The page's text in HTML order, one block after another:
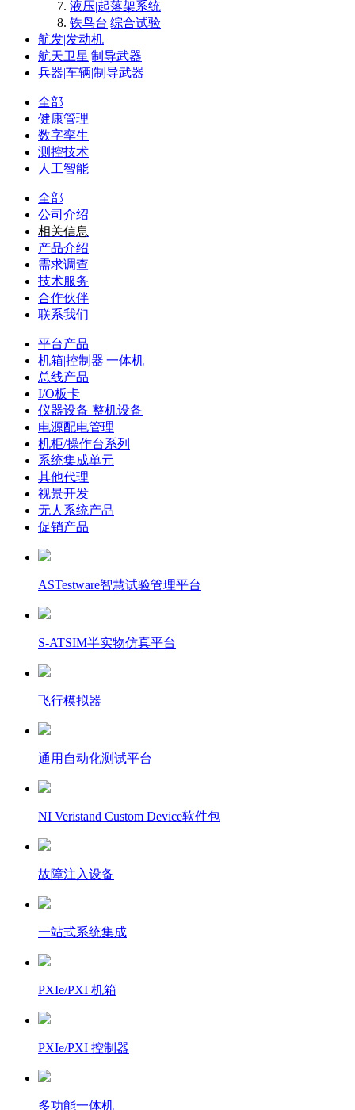
液压|起落架系统
铁鸟台|综合试验
航发|发动机
航天卫星|制导武器
兵器|车辆|制导武器
全部
健康管理
数字孪生
测控技术
人工智能
全部
公司介绍
相关信息
产品介绍
需求调查
技术服务
合作伙伴
联系我们
平台产品
机箱|控制器|一体机
总线产品
I/O板卡
仪器设备 整机设备
电源配电管理
机柜/操作台系列
系统集成单元
其他代理
视景开发
无人系统产品
促销产品
ASTestware智慧试验管理平台
S-ATSIM半实物仿真平台
飞行模拟器
通用自动化测试平台
NI Veristand Custom Device软件包
故障注入设备
一站式系统集成
PXIe/PXI 机箱
PXIe/PXI 控制器
多功能一体机